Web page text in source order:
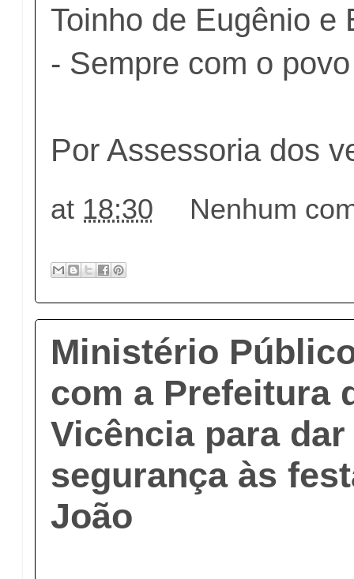
Toinho de Eugênio e
- Sempre com o povo
Por Assessoria dos
at 18:30 Nenhum
Ministério
com a Prefeitura
Vicência para
segurança às
João